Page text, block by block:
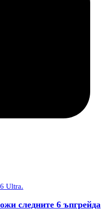
следните 6 ъпгрейда